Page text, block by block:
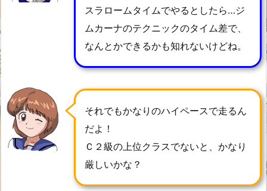
スラロームタイムでやるとしたら…ジ
ムカーナのテクニックのタイム差で、
なんとかできるかも知れないけどね。
それでもかなりのハイペースで走るん
だよ！
Ｃ２級の上位クラスでないと、かなり
厳しいかな？